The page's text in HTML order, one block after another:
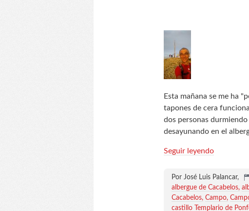
Esta mañana se me ha
tapones de cera
dos personas
desayunando en el
Seguir leyendo
Por José Luis Palancar,
albergue de Cacabelos
Cacabelos Campo
castillo Templario de